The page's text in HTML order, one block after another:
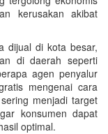
kerusakan akibat
dijual di kota besar,
di daerah seperti
agen penyalur
mengenai cara
menjadi target
konsumen dapat
optimal.